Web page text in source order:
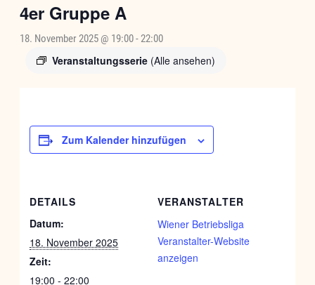
4er Gruppe A
18. November 2025 @ 19:00-22:00
Veranstaltungsserie (Alle ansehen)
Zum Kalender hinzufügen
DETAILS
Datum:
18. November 2025
Zeit:
19:00 - 22:00
VERANSTALTER
Wiener Betriebsliga
Veranstalter-Website
anzeigen